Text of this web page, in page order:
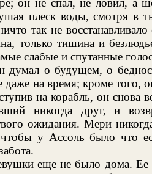
он не спал, не ловил, а
плеск воды, смотря в
так не
только тишина и
слабые и спутанные
думал о будущем, о
на время; кроме того,
на корабль, он снова
никогда друг, и
ожидания. Мери
у Ассоль было что
еще не было дома. Ее